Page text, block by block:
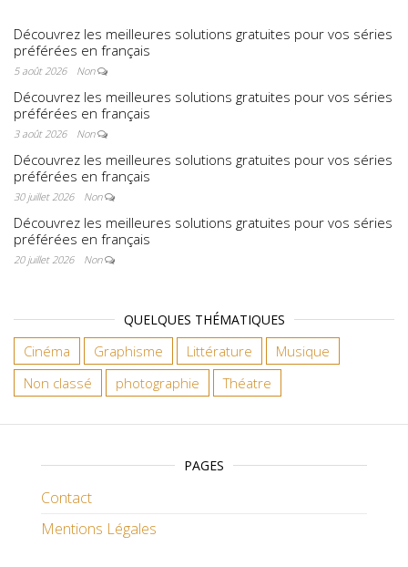
Découvrez les meilleures solutions gratuites pour vos séries
préférées en français
5 août 2026 Non
Découvrez les meilleures solutions gratuites pour vos séries
préférées en français
3 août 2026 Non
Découvrez les meilleures solutions gratuites pour vos séries
préférées en français
30 juillet 2026 Non
Découvrez les meilleures solutions gratuites pour vos séries
préférées en français
20 juillet 2026 Non
QUELQUES THÉMATIQUES
Cinéma Graphisme Littérature
Musique
Non classé
photographie Théatre
PAGES
Contact
Mentions Légales